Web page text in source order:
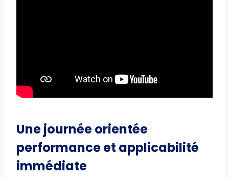
Une journée orientée
performance et applicabilité
immédiate